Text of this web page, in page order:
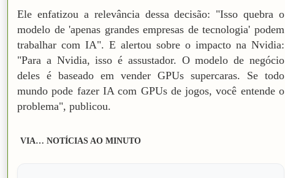
Ele enfatizou a relevância dessa decisão: "Isso quebra o
modelo de 'apenas grandes empresas de tecnologia' podem
trabalhar com IA". E alertou sobre o impacto na Nvidia:
"Para a Nvidia, isso é assustador. O modelo de negócio
deles é baseado em vender GPUs supercaras. Se todo
mundo pode fazer IA com GPUs de jogos, você entende o
problema", publicou.
VIA… NOTÍCIAS AO MINUTO